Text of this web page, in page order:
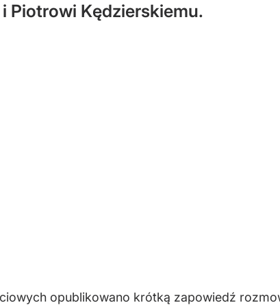
Piotrowi Kędzierskiemu.
opublikowano krótką zapowiedź